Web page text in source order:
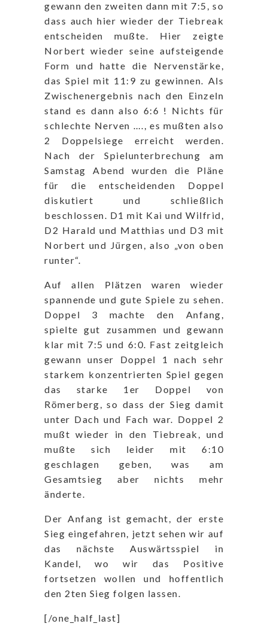
gewann den zweiten dann mit 7:5, so
dass auch hier wieder der Tiebreak
entscheiden mußte. Hier zeigte
Norbert wieder seine aufsteigende
Form und hatte die Nervenstärke,
das Spiel mit 11:9 zu gewinnen. Als
Zwischenergebnis nach den Einzeln
stand es dann also 6:6 ! Nichts für
schlechte Nerven …., es mußten also
2 Doppelsiege erreicht werden.
Nach der Spielunterbrechung am
Samstag Abend wurden die Pläne
für die entscheidenden Doppel
diskutiert und schließlich
beschlossen. D1 mit Kai und Wilfrid,
D2 Harald und Matthias und D3 mit
Norbert und Jürgen, also „von oben
runter“.
Auf allen Plätzen waren wieder
spannende und gute Spiele zu sehen.
Doppel 3 machte den Anfang,
spielte gut zusammen und gewann
klar mit 7:5 und 6:0. Fast zeitgleich
gewann unser Doppel 1 nach sehr
starkem konzentrierten Spiel gegen
das starke 1er Doppel von
Römerberg, so dass der Sieg damit
unter Dach und Fach war. Doppel 2
mußt wieder in den Tiebreak, und
mußte sich leider mit 6:10
geschlagen geben, was am
Gesamtsieg aber nichts mehr
änderte.
Der Anfang ist gemacht, der erste
Sieg eingefahren, jetzt sehen wir auf
das nächste Auswärtsspiel in
Kandel, wo wir das Positive
fortsetzen wollen und hoffentlich
den 2ten Sieg folgen lassen.
[/one_half_last]